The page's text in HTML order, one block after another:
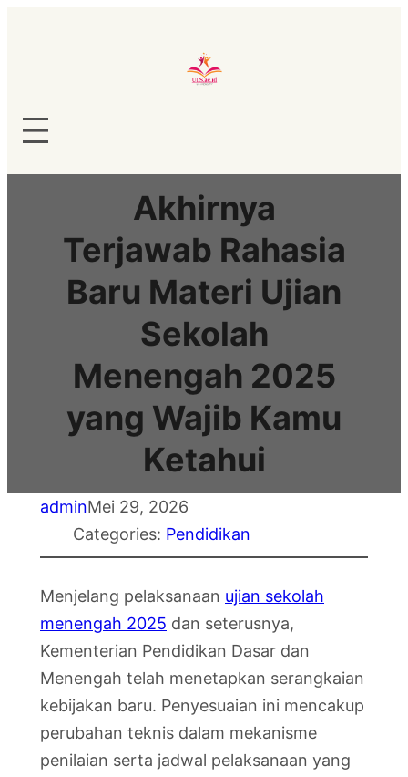
Akhirnya
Terjawab Rahasia
Baru Materi Ujian
Sekolah
Menengah 2025
yang Wajib Kamu
Ketahui
adminMei 29, 2026
Categories: Pendidikan
Menjelang pelaksanaan ujian sekolah
menengah 2025 dan seterusnya,
Kementerian Pendidikan Dasar dan
Menengah telah menetapkan serangkaian
kebijakan baru. Penyesuaian ini mencakup
perubahan teknis dalam mekanisme
penilaian serta jadwal pelaksanaan yang